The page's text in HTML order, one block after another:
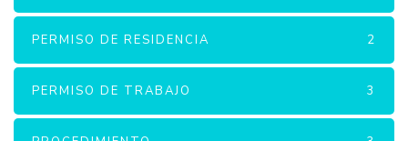
PERMISO DE RESIDENCIA 2
PERMISO DE TRABAJO 3